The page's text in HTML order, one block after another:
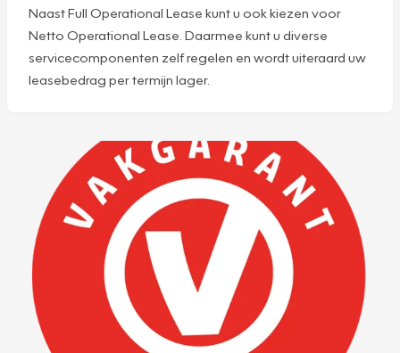
Naast Full Operational Lease kunt u ook kiezen voor
Netto Operational Lease. Daarmee kunt u diverse
servicecomponenten zelf regelen en wordt uiteraard uw
leasebedrag per termijn lager.